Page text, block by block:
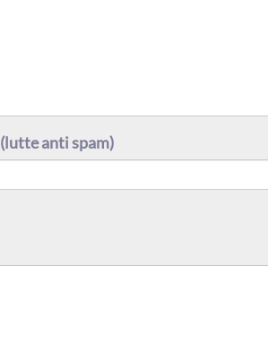
(lutte anti spam)